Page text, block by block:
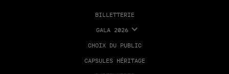
BILLETTERIE
GALA 2026
CHOIX DU PUBLIC
CAPSULES HÉRITAGE